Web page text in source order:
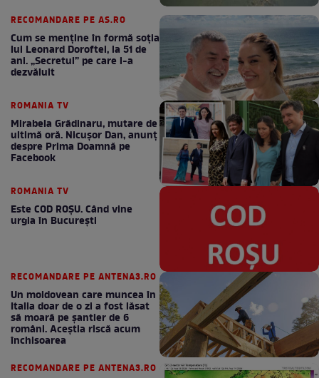
RECOMANDARE PE AS.RO
Cum se menţine în formă soţia
lui Leonard Doroftei, la 51 de
ani. „Secretul” pe care l-a
dezvăluit
ROMANIA TV
Mirabela Grădinaru, mutare de
ultimă oră. Nicuşor Dan, anunţ
despre Prima Doamnă pe
Facebook
ROMANIA TV
Este COD ROŞU. Când vine
urgia în Bucureşti
RECOMANDARE PE ANTENA3.RO
Un moldovean care muncea în
Italia doar de o zi a fost lăsat
să moară pe şantier de 6
români. Aceștia riscă acum
închisoarea
RECOMANDARE PE ANTENA3.RO